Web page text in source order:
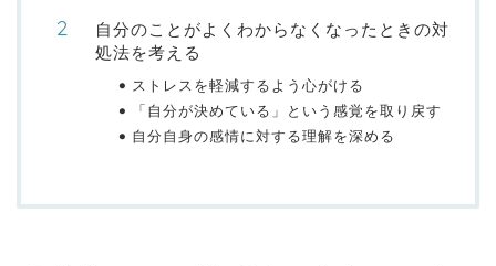
自分のことがよくわからなくなったときの対
処法を考える
ストレスを軽減するよう心がける
「自分が決めている」という感覚を取り戻す
自分自身の感情に対する理解を深める